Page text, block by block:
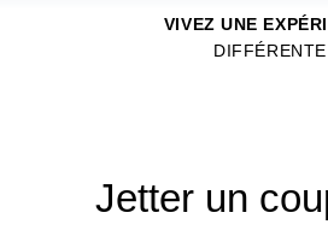
VIVEZ UNE
DIFFÉRENTE
Jetter un